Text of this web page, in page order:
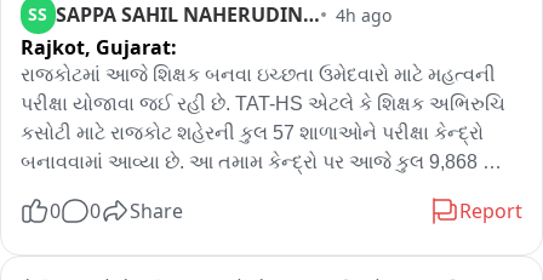
કરાયો.
જનતાના આરોગ્યની સુરક્ષા માટે અન્ન અને ઔષધ નિયમન તંત્ર
દ્વારા આવી કાર્યવાહી આગળ પણ ચાલુ રહેશે.
SS SAPPA SAHIL NAHERUDINBHAI 4h ago
Rajkot, Gujarat:
રાજકોટમાં આજે શિક્ષક બનવા ઇચ્છતા ઉમેદવારો માટે મહત્વની
પરીક્ષા યોજાવા જઈ રહી છે. TAT-HS એટલે કે શિક્ષક અભિરુચિ
કસોટી માટે રાજકોટ શહેરની કુલ 57 શાળાઓને પરીક્ષા કેન્દ્રો
બનાવવામાં આવ્યા છે. આ તમામ કેન્દ્રો પર આજે કુલ 9,868
પરીક્ષા યોજાઈ રહી હોવાથી ઉમેદવારોમાં પણ ભારે ઉત્સાહ જોવા
0 0 Share Report